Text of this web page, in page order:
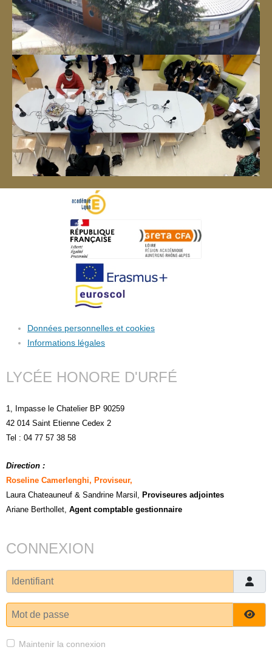
Données personnelles et cookies
Informations légales
LYCÉE HONORE D'URFÉ
1, Impasse le Chatelier BP 90259
42 014 Saint Etienne Cedex 2
Tel : 04 77 57 38 58
Direction :
Roseline Camerlenghi, Proviseur,
Laura Chateauneuf & Sandrine Marsil , Proviseures adjointes
Ariane Berthollet, Agent comptable gestionnaire
CONNEXION
Identifiant
Mot de passe
Maintenir la connexion